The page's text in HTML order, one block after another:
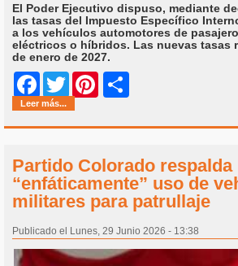
El Poder Ejecutivo dispuso, mediante
las tasas del Impuesto Específico
a los vehículos automotores de
eléctricos o híbridos. Las nuevas tasas
de enero de 2027.
Facebook
Twitter Pinterest
Leer más...
Partido Colorado respalda
“enfáticamente” uso de
militares para patrullaje
Publicado el Lunes, 29 Junio 2026 - 13:38